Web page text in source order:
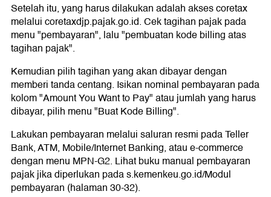
Setelah itu, yang harus dilakukan adalah akses coretax
melalui coretaxdjp.pajak.go.id. Cek tagihan pajak pada
menu "pembayaran", lalu "pembuatan kode billing atas
tagihan pajak".
Kemudian pilih tagihan yang akan dibayar dengan
memberi tanda centang. Isikan nominal pembayaran pada
kolom "Amount You Want to Pay" atau jumlah yang harus
dibayar, pilih menu "Buat Kode Billing".
Lakukan pembayaran melalui saluran resmi pada Teller
Bank, ATM, Mobile/Internet Banking, atau e-commerce
dengan menu MPN-G2. Lihat buku manual pembayaran
pajak jika diperlukan pada s.kemenkeu.go.id/Modul
pembayaran (halaman 30-32).